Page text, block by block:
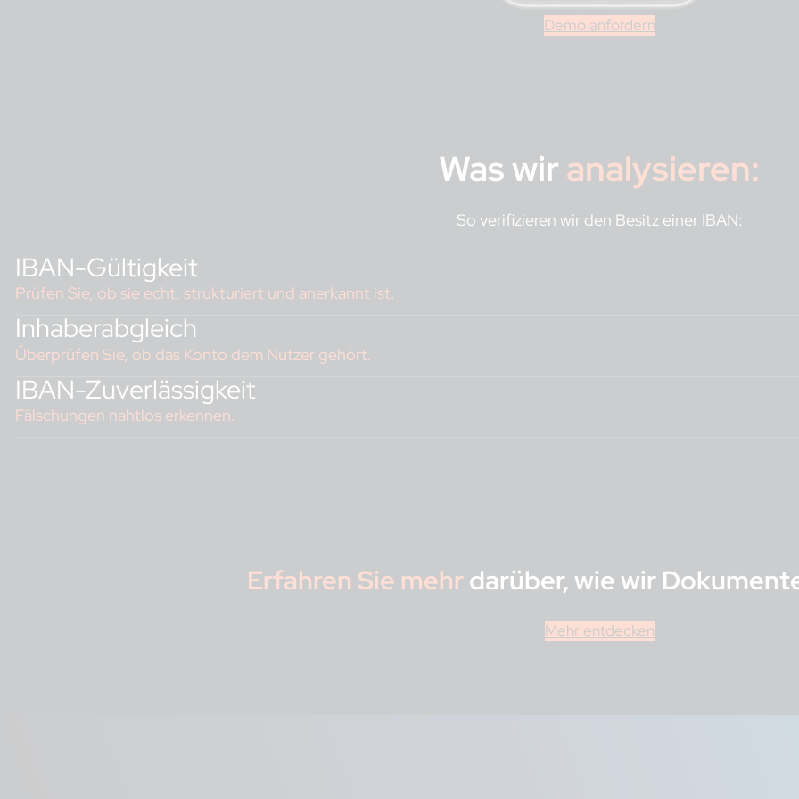
Demo anfordern
Was wiranalysieren:
So verifizieren wir den Besitz einer IBAN:
IBAN-Gültigkeit
Prüfen Sie, ob sie echt, strukturiert und anerkannt ist.
Inhaberabgleich
Überprüfen Sie, ob das Konto dem Nutzer gehört.
IBAN-Zuverlässigkeit
Fälschungen nahtlos erkennen.
Erfahren Sie mehrdarüber, wie wir
Mehr entdecken